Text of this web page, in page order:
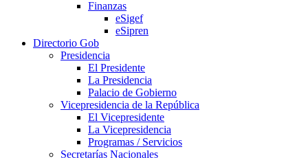
Finanzas
eSigef
eSipren
Directorio Gob
Presidencia
El Presidente
La Presidencia
Palacio de Gobierno
Vicepresidencia de la República
El Vicepresidente
La Vicepresidencia
Programas / Servicios
Secretarías Nacionales